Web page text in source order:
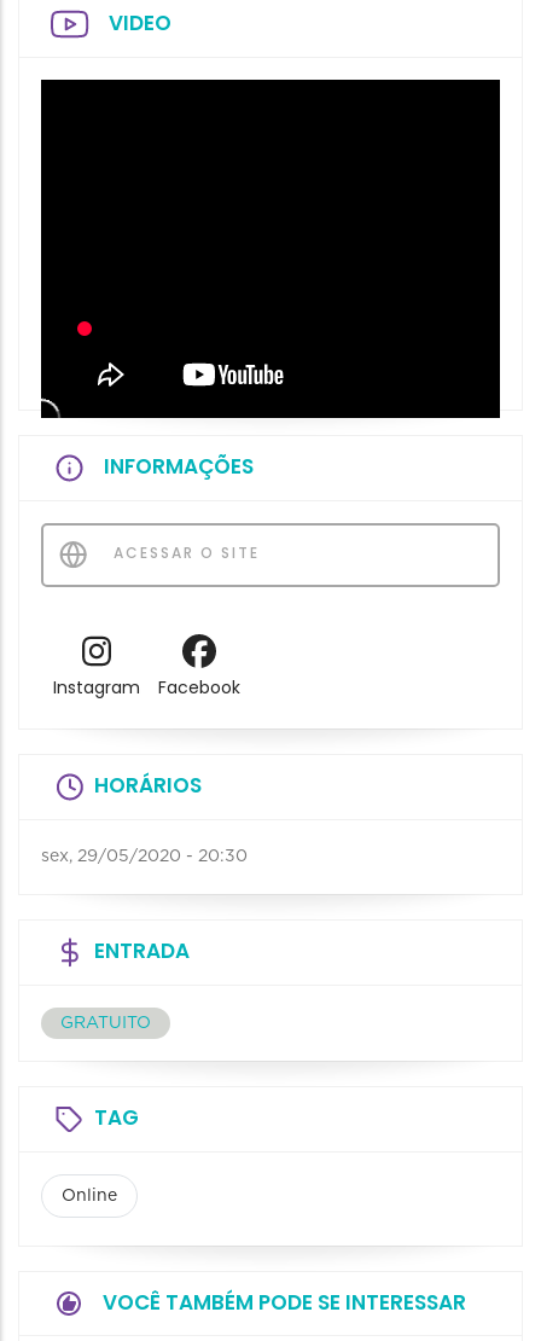
VIDEO
INFORMAÇÕES
ACESSAR O SITE
Instagram Facebook
HORÁRIOS
sex, 29/05/2020 - 20:30
ENTRADA
GRATUITO
TAG
Online
VOCÊ TAMBÉM PODE SE INTERESSAR